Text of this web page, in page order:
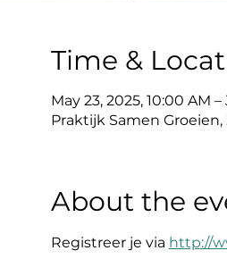
Time &
May 23, 2025, 10:00 AM –
Praktijk Samen
About the
Registreer je via http://